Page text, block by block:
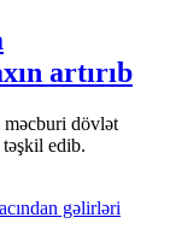
artırıb
məcburi dövlət
təşkil edib.